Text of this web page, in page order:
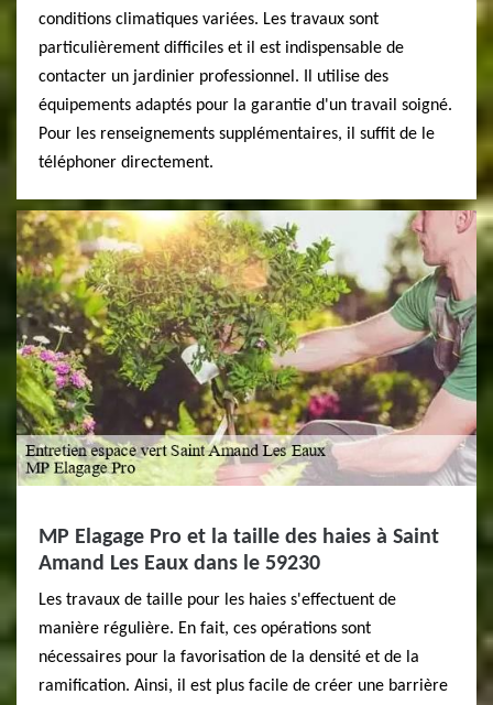
conditions climatiques variées. Les travaux sont
particulièrement difficiles et il est indispensable de
contacter un jardinier professionnel. Il utilise des
équipements adaptés pour la garantie d'un travail soigné.
Pour les renseignements supplémentaires, il suffit de le
téléphoner directement.
MP Elagage Pro et la taille des haies à Saint
Amand Les Eaux dans le 59230
Les travaux de taille pour les haies s'effectuent de
manière régulière. En fait, ces opérations sont
nécessaires pour la favorisation de la densité et de la
ramification. Ainsi, il est plus facile de créer une barrière